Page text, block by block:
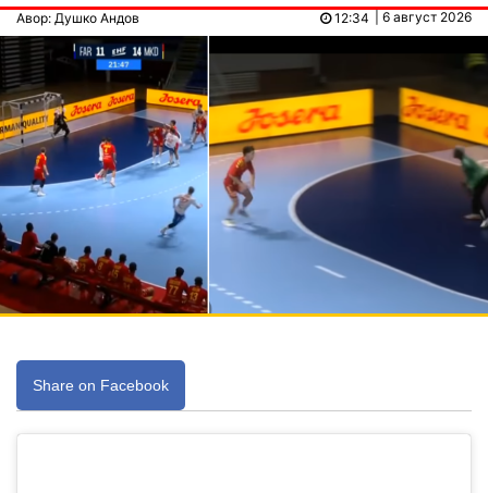
Авор: Душко Андов | 6 август 2026
12:34
Share on Facebook